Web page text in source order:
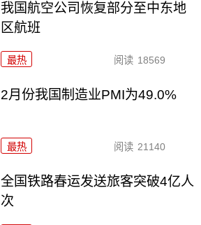
我国航空公司恢复部分至中东地
区航班
最热 阅读 18569
2月份我国制造业PMI为49.0%
最热 阅读 21140
全国铁路春运发送旅客突破4亿人
次